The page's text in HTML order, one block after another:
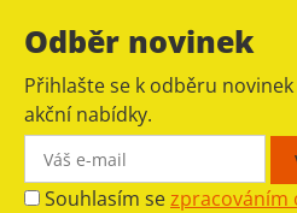
Odběr novinek
Přihlašte se k odběru
akční nabídky.
Souhlasím sezpracováním